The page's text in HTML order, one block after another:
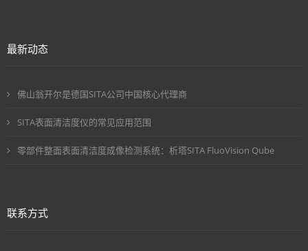
最新动态
佛山翁开尔是德国SITA公司中国核心代理商
SITA表面清洁度仪的常见应用范围
零部件整面表面清洁度成像检测系统：析塔SITA FluoVision Qube
联系方式